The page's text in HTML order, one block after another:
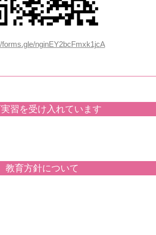
forms.gle/nginEY2bcFmxk1jcA
習を受け入れています
教育方針について